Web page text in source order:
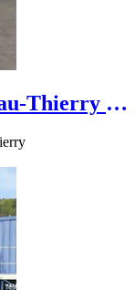
Thierry -